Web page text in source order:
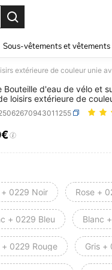
Sous-vêtements et
Bouteille d'eau de vélo et
loisirs extérieure de
à un bouton et
AND
+ 0229 Noir Rose +
+ 0229 Bleu Blanc
+ 0229 Rouge Gris +